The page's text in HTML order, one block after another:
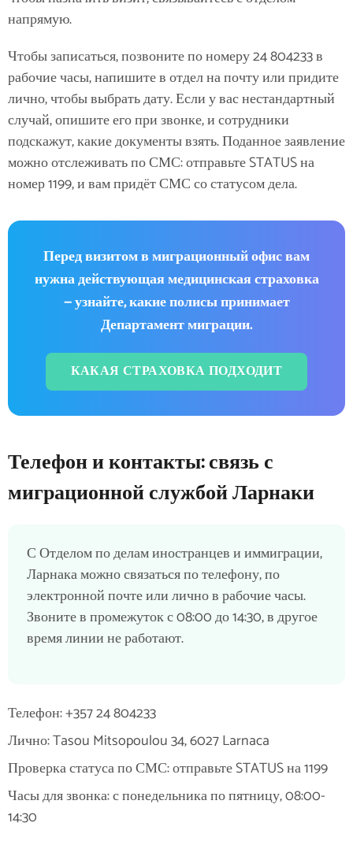
напрямую.
Чтобы записаться, позвоните по номеру 24 804233 в
рабочие часы, напишите в отдел на почту или придите
лично, чтобы выбрать дату. Если у вас нестандартный
случай, опишите его при звонке, и сотрудники
подскажут, какие документы взять. Поданное заявление
можно отслеживать по СМС: отправьте STATUS на
номер 1199, и вам придёт СМС со статусом дела.
Перед визитом в миграционный офис вам
нужна действующая медицинская страховка
— узнайте, какие полисы принимает
Департамент миграции.
КАКАЯ СТРАХОВКА ПОДХОДИТ
Телефон и контакты: связь с
миграционной службой Ларнаки
С Отделом по делам иностранцев и иммиграции,
Ларнака можно связаться по телефону, по
электронной почте или лично в рабочие часы.
Звоните в промежуток с 08:00 до 14:30, в другое
время линии не работают.
Телефон: +357 24 804233
Лично: Tasou Mitsopoulou 34, 6027 Larnaca
Проверка статуса по СМС: отправьте STATUS на 1199
Часы для звонка: с понедельника по пятницу, 08:00-
14:30